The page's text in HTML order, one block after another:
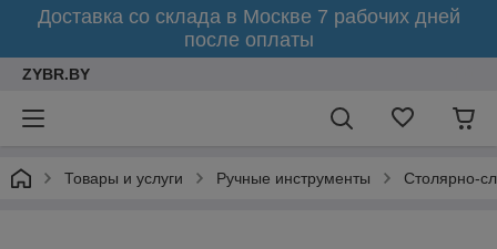
Доставка со склада в Москве 7 рабочих дней
после оплаты
ZYBR.BY
Товары и услуги Ручные инструменты Столярно-